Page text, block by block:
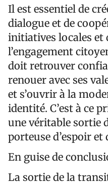
Il est essentiel de
dialogue et de
initiatives locales et
l’engagement
doit retrouver
renouer avec ses
et s’ouvrir à la
identité. C’est à ce
une véritable sortie
porteuse d’espoir et
En guise de
La sortie de la